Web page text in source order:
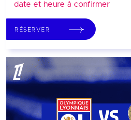
date et heure à confirmer
RÉSERVER